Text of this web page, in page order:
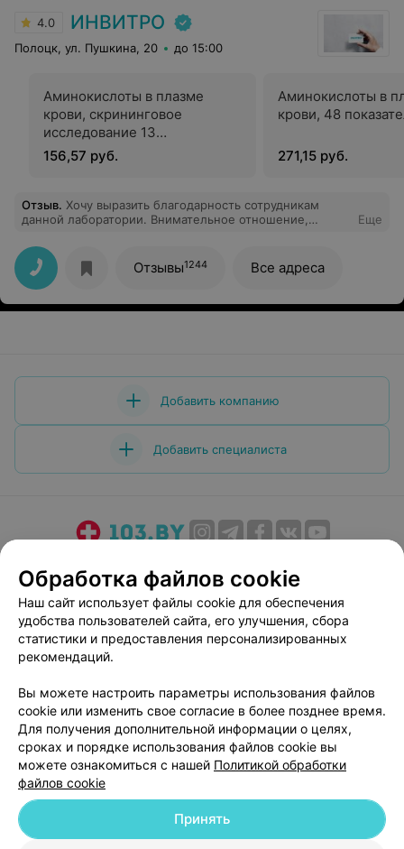
4.0 ИНВИТРО
Полоцк, ул. Пушкина, 20 до 15:00
Аминокислоты в плазме
крови, скрининговое
исследование 13
показателей
156,57 руб.
Аминокислоты в
крови, 48
271,15 руб.
Отзыв. Хочу выразить благодарность сотрудникам
данной лаборатории. Внимательное отношение,
кабинете сделала забор крови быстро и не больно..
Особенно приятно было получить бесплатную
консультацию врача. В следующий раз приду сдавать
анализы именно к вам. Спасибо за профессионализм!
Еще
Отзывы1244 Все адреса
Добавить компанию
Добавить специалиста
Медицинский маркетинг
Публичный договор
Пользовательское соглашение
Способы оплаты
Вакансии
Партнеры
Написать руководителю 103.by
Персональные настройки cookie
Обработка персональных данных
Обработка файлов cookie
Наш сайт использует файлы cookie для обеспечения
удобства пользователей сайта, его улучшения, сбора
статистики и предоставления персонализированных
рекомендаций.
Вы можете настроить параметры использования файлов
cookie или изменить свое согласие в более позднее время.
Для получения дополнительной информации о целях,
сроках и порядке использования файлов cookie вы
можете ознакомиться с нашей Политикой обработки
файлов cookie
Принять